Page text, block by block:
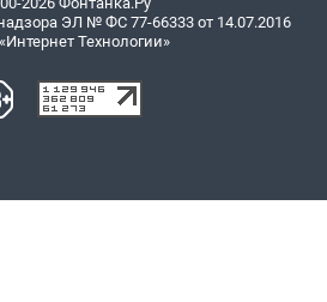
ЭЛ № ФС 77-66333 от 14.07.2016
Технологии»